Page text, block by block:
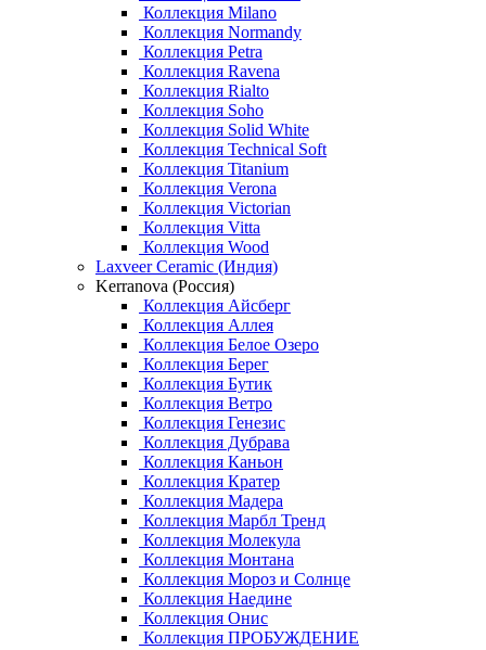
Коллекция Milano
Коллекция Normandy
Коллекция Petra
Коллекция Ravena
Коллекция Rialto
Коллекция Soho
Коллекция Solid White
Коллекция Technical Soft
Коллекция Titanium
Коллекция Verona
Коллекция Victorian
Коллекция Vitta
Коллекция Wood
Laxveer Ceramic (Индия)
Kerranova (Россия)
Коллекция Айсберг
Коллекция Аллея
Коллекция Белое Озеро
Коллекция Берег
Коллекция Бутик
Коллекция Ветро
Коллекция Генезис
Коллекция Дубрава
Коллекция Каньон
Коллекция Кратер
Коллекция Мадера
Коллекция Марбл Тренд
Коллекция Молекула
Коллекция Монтана
Коллекция Мороз и Солнце
Коллекция Наедине
Коллекция Онис
Коллекция ПРОБУЖДЕНИЕ